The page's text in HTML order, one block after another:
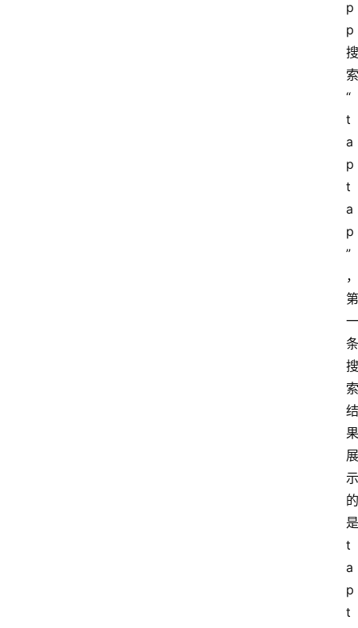
p
p
搜
索
“
t
a
p
t
a
p
”
，
第
一
条
搜
索
结
果
展
示
的
是
t
a
p
t